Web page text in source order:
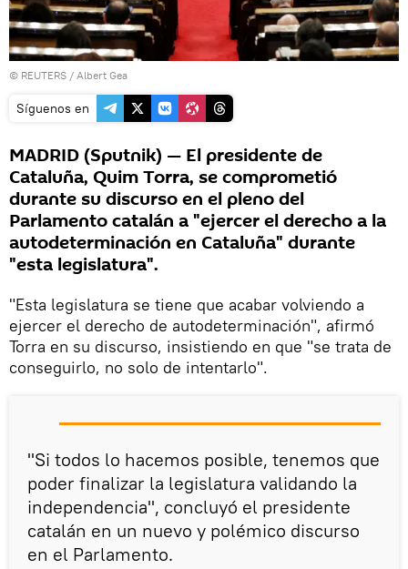
© REUTERS / Albert Gea
Síguenos en
MADRID (Sputnik) — El presidente de
Cataluña, Quim Torra, se comprometió
durante su discurso en el pleno del
Parlamento catalán a "ejercer el derecho a la
autodeterminación en Cataluña" durante
"esta legislatura".
"Esta legislatura se tiene que acabar volviendo a
ejercer el derecho de autodeterminación", afirmó
Torra en su discurso, insistiendo en que "se trata de
conseguirlo, no solo de intentarlo".
"Si todos lo hacemos posible, tenemos que
poder finalizar la legislatura validando la
independencia", concluyó el presidente
catalán en un nuevo y polémico discurso
en el Parlamento.